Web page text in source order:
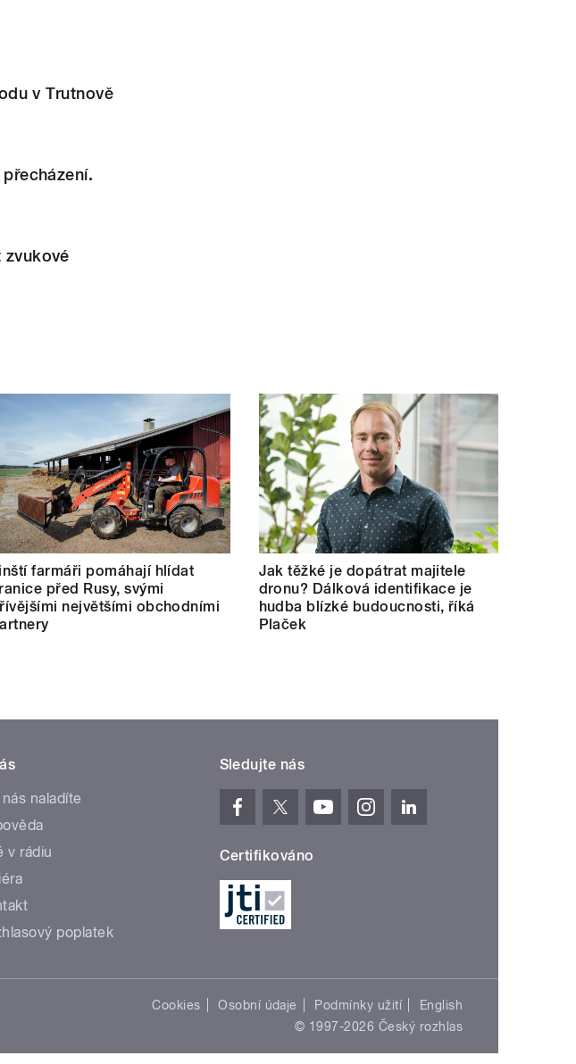
v Trutnově
zvukové
farmáři pomáhají hlídat
před Rusy, svými
největšími obchodními
Jak těžké je dopátrat majitele
dronu? Dálková identifikace je
hudba blízké budoucnosti, říká
Plaček
naladíte
v rádiu
poplatek
Sledujte nás
Certifikováno
Cookies Osobní údaje Podmínky užití
English
© 1997-2026 Český rozhlas